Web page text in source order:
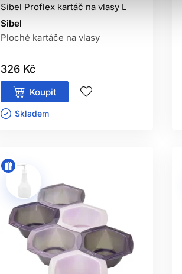
Sibel Proflex kartáč na vlasy L
Sibel
Ploché kartáče na vlasy
326 Kč
Koupit
Skladem ㅤ